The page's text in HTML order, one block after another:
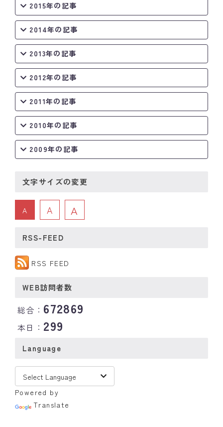
2015年の記事
2014年の記事
2013年の記事
2012年の記事
2011年の記事
2010年の記事
2009年の記事
文字サイズの変更
A A A
RSS-FEED
RSS FEED
WEB訪問者数
総合： 672869
本日： 299
Language
Powered by
Translate